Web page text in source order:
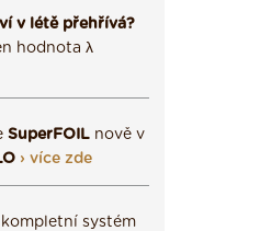
v létě přehřívá?
hodnota λ
SuperFOIL nově v
› více zde
systém